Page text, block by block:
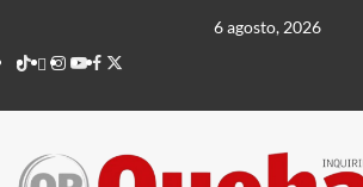
contenido
6 agosto, 2026
TikTok
threads
Instagram
Youtube
Facebook
X